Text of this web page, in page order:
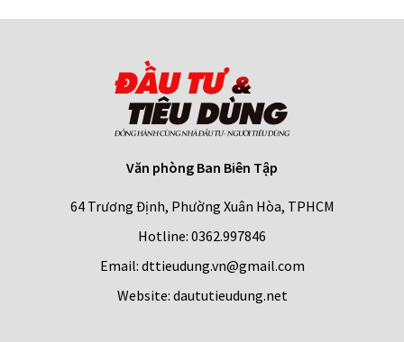
Văn phòng Ban Biên Tập
64 Trương Định, Phường Xuân Hòa, TPHCM
Hotline: 0362.997846
Email: dttieudung.vn@gmail.com
Website: daututieudung.net